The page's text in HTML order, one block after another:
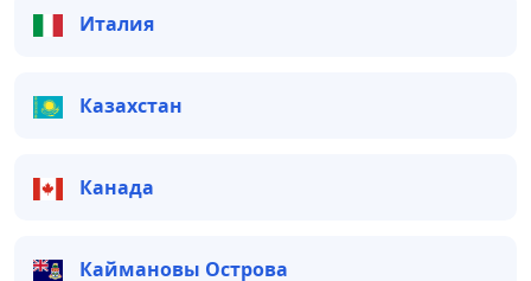
Италия
Казахстан
Канада
Каймановы Острова